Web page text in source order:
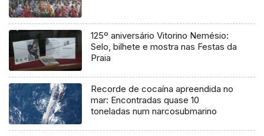
125º aniversário Vitorino Nemésio:
Selo, bilhete e mostra nas Festas da
Praia
Recorde de cocaína apreendida no
mar: Encontradas quase 10
toneladas num narcosubmarino